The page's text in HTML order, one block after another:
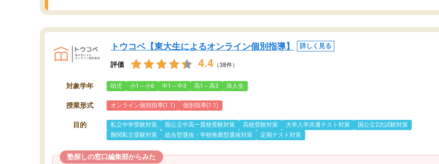
トウコベ【東大生によるオンライン個別指導】 詳しく見る
評価 4.4 （38件）
対象学年 幼児 小1～小6 中1～中3 高1～高3 浪人生
授業形式 オンライン個別指導(1:1) 個別指導(1:1)
目的 私立中学受験対策 国公立中高一貫校受験対策 高校受験対策 大学入学共通テスト対策
国公立2次試験対策
難関私立受験対策
総合型選抜・学校推薦型選抜対策 定期テスト対策
塾探しの窓口編集部からみた